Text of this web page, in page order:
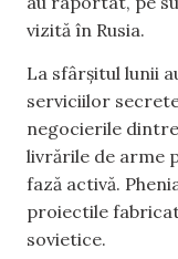
vizită în Rusia.
La sfârșitul lunii
serviciilor
negocierile
livrările de arme
fază activă.
proiectile
sovietice.